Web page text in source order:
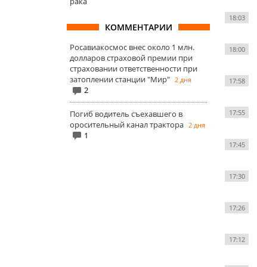
КОММЕНТАРИИ
Росавиакосмос внес около 1 млн.
долларов страховой премии при
страховании ответственности при
затоплении станции "Мир" 2 дня
2
Погиб водитель съехавшего в
оросительный канал трактора 2 дня
1
18:03
18:00
17:58
17:55
17:45
17:30
17:26
17:12